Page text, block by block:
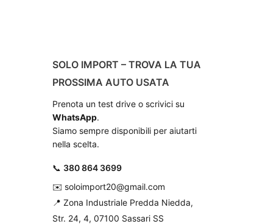
SOLO IMPORT – TROVA LA TUA
PROSSIMA AUTO USATA
Prenota un test drive o scrivici su
WhatsApp.
Siamo sempre disponibili per aiutarti
nella scelta.
📞 380 864 3699
✉️ soloimport20@gmail.com
📍Zona Industriale Predda Niedda,
Str. 24, 4, 07100 Sassari SS